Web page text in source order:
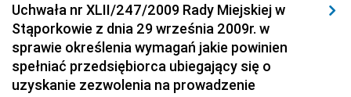
Dziennik Urzędowy Ministerstwa Hutnictwa i
Przemysłu Maszynowego
Dziennik Urzędowy Ministerstwa Zdrowia i Opieki
Społecznej
Uchwała nr XLII/247/2009 Rady Miejskiej w
Stąporkowie z dnia 29 września 2009r. w
sprawie określenia wymagań jakie powinien
spełniać przedsiębiorca ubiegający się o
uzyskanie zezwolenia na prowadzenie